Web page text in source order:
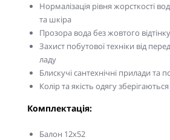
Нормалізація рівня жорсткості
та шкіра
Прозора вода без жовтого відтінку
Захист побутової техніки від
ладу
Блискучі сантехнічні прилади та
Колір та якість одягу
Комплектація:
Балон 12х52